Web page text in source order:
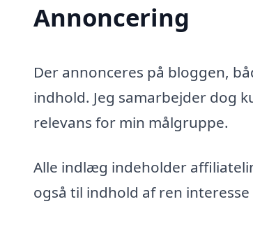
Annoncering
Der annonceres på bloggen,
indhold. Jeg samarbejder dog
relevans for min målgruppe.
Alle indlæg indeholder
også til indhold af ren